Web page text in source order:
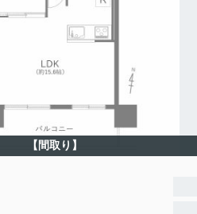
【間取り】